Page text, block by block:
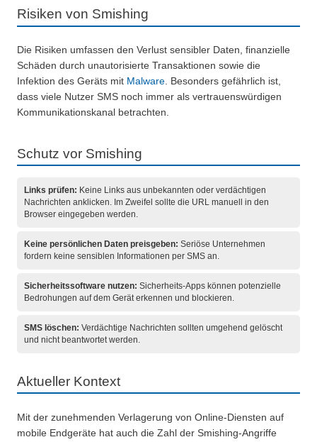
Risiken von Smishing
Die Risiken umfassen den Verlust sensibler Daten, finanzielle
Schäden durch unautorisierte Transaktionen sowie die
Infektion des Geräts mit Malware . Besonders gefährlich ist,
dass viele Nutzer SMS noch immer als vertrauenswürdigen
Kommunikationskanal betrachten.
Schutz vor Smishing
Links prüfen: Keine Links aus unbekannten oder verdächtigen
Nachrichten anklicken. Im Zweifel sollte die URL manuell in den
Browser eingegeben werden.
Keine persönlichen Daten preisgeben: Seriöse Unternehmen
fordern keine sensiblen Informationen per SMS an.
Sicherheitssoftware nutzen: Sicherheits-Apps können potenzielle
Bedrohungen auf dem Gerät erkennen und blockieren.
SMS löschen: Verdächtige Nachrichten sollten umgehend gelöscht
und nicht beantwortet werden.
Aktueller Kontext
Mit der zunehmenden Verlagerung von Online-Diensten auf
mobile Endgeräte hat auch die Zahl der Smishing-Angriffe